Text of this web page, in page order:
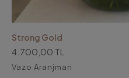
Strong Gold
4.700,00 TL
Vazo Aranjman